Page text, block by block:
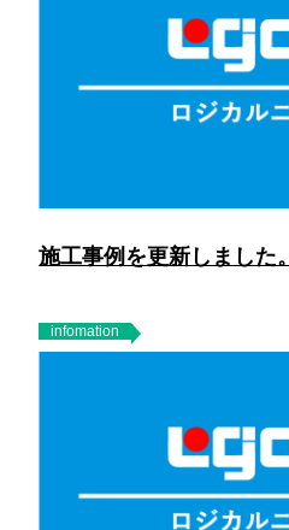
施工事例を更新しました。
infomation